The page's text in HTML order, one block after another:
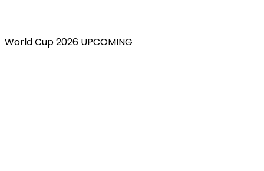
World Cup 2026 UPCOMING